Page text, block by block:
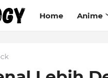
Home Anime